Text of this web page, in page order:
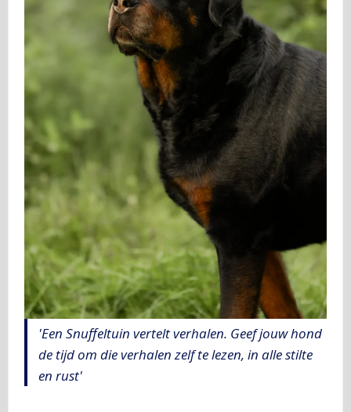
'Een Snuffeltuin vertelt verhalen. Geef jouw hond
de tijd om die verhalen zelf te lezen, in alle stilte
en rust'